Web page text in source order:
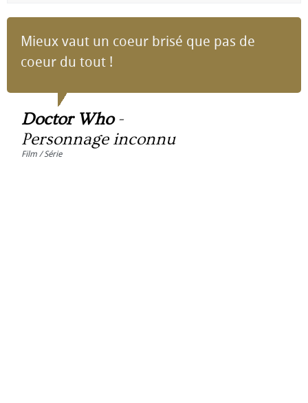
Mieux vaut un coeur brisé que pas de
coeur du tout !
Doctor Who-
Personnage inconnu
Film / Série